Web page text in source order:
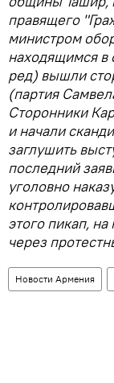
правящего
министром
находящимся в
ред) вышли
(партия
Сторонники
и начали
заглушить
последний
уголовно
этого пикап,
через
Новости Армения